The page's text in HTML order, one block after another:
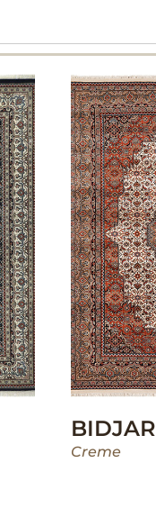
BIDJAR
Creme